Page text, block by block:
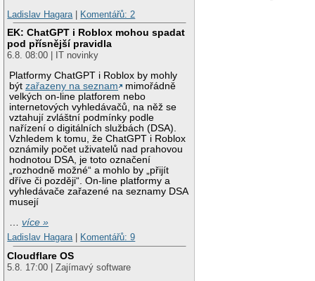
Ladislav Hagara
Komentářů: 2
EK: ChatGPT i Roblox mohou spadat
pod přísnější pravidla
6.8. 08:00 | IT novinky
Platformy ChatGPT i Roblox by mohly
býtzařazeny na seznam
mimořádně
velkých on-line platforem nebo
internetových vyhledávačů, na něž se
vztahují zvláštní podmínky podle
nařízení o digitálních službách (DSA).
Vzhledem k tomu, že ChatGPT i Roblox
oznámily počet uživatelů nad prahovou
hodnotou DSA, je toto označení
„rozhodně možné“ a mohlo by „přijít
dříve či později“. On-line platformy a
vyhledávače zařazené na seznamy DSA
musejí
…více »
Ladislav Hagara| Komentářů: 9
Cloudflare OS
5.8. 17:00 | Zajímavý software